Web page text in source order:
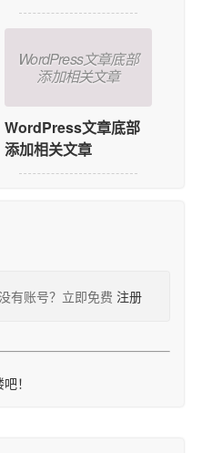
WordPress文章底部
添加相关文章
WordPress文章底部
添加相关文章
有账号？立即免费 注册
！